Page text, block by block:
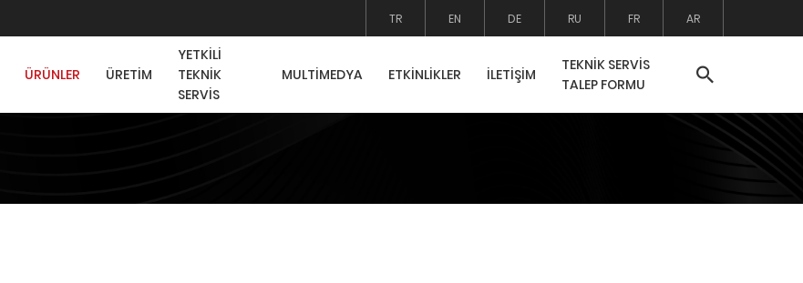
TR EN DE RU FR AR
ÜRÜNLER ÜRETİM
YETKİLİ
TEKNİK
SERVİS
MULTİMEDYA ETKİNLİKLER İLETİŞİM
TEKNİK SERVİS
TALEP FORMU